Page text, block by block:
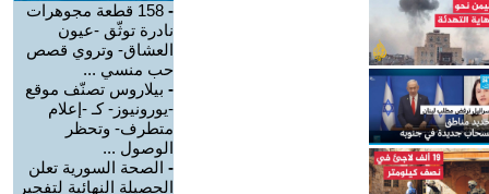
-
158 قطعة مجوهرات
نادرة توثّق -عيون
العشاق- وتروي قصص
حب منسي ...
- بيلاروس تصنّف موقع
-يورونيوز- كـ -إعلام
متطرف- وتحظر
الوصول ...
- الصحة السورية تعلن
الحصيلة النهائية لتفجير